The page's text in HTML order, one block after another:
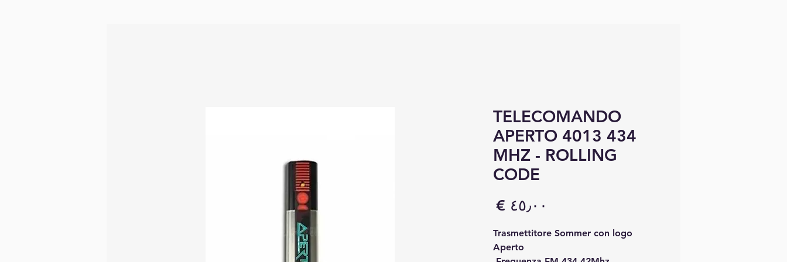
TELECOMANDO
APERTO 4013 434
MHZ - ROLLING
CODE
السعر
Trasmettitore Sommer con logo
Aperto